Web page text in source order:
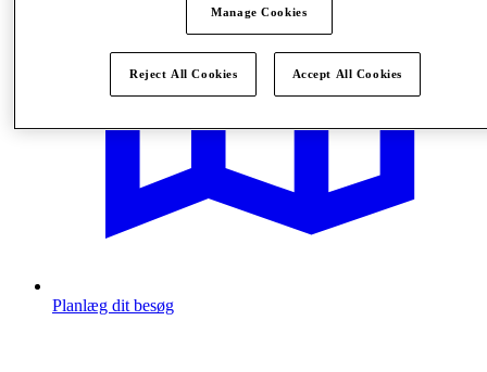
Planlæg dit besøg
Manage Cookies
Reject All Cookies Accept All Cookies